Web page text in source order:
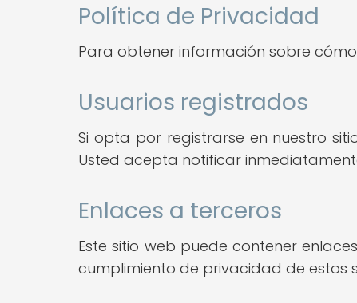
Política de Privacidad
Para obtener información sobre
Usuarios registrados
Si opta por registrarse en nuestro
Usted acepta notificar
Enlaces a terceros
Este sitio web puede contener
cumplimiento de privacidad de estos